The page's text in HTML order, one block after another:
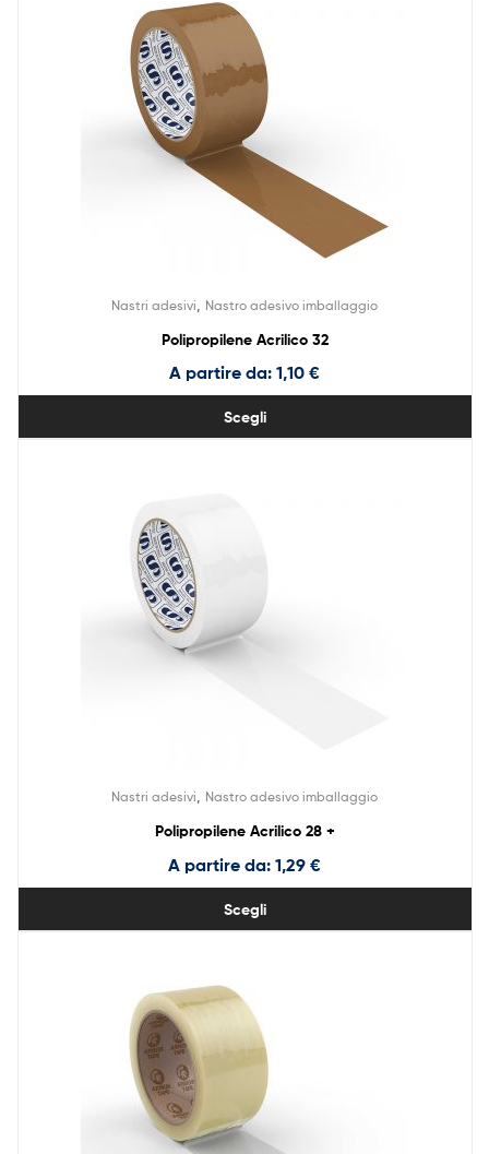
Nastri adesivi Nastro adesivo imballaggio
Polipropilene Acrilico 32
A partire da: 1,10 €
Scegli
Nastri adesivi Nastro adesivo imballaggio
Polipropilene Acrilico 28 +
A partire da: 1,29 €
Scegli